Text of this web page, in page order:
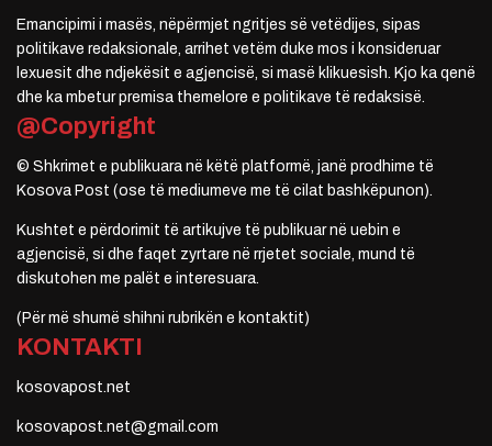
Emancipimi i masës, nëpërmjet ngritjes së vetëdijes, sipas
politikave redaksionale, arrihet vetëm duke mos i konsideruar
lexuesit dhe ndjekësit e agjencisë, si masë klikuesish. Kjo ka qenë
dhe ka mbetur premisa themelore e politikave të redaksisë.
@Copyright
© Shkrimet e publikuara në këtë platformë, janë prodhime të
Kosova Post (ose të mediumeve me të cilat bashkëpunon).
Kushtet e përdorimit të artikujve të publikuar në uebin e
agjencisë, si dhe faqet zyrtare në rrjetet sociale, mund të
diskutohen me palët e interesuara.
(Për më shumë shihni rubrikën e kontaktit)
KONTAKTI
kosovapost.net
kosovapost.net@gmail.com